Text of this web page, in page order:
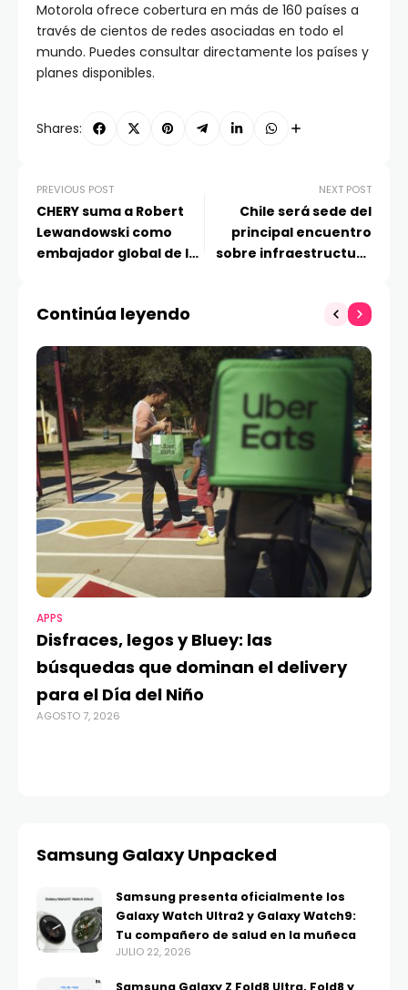
Motorola ofrece cobertura en más de 160 países a
través de cientos de redes asociadas en todo el
mundo. Puedes consultar directamente los países y
planes disponibles.
Shares:
PREVIOUS POST
CHERY suma a Robert
Lewandowski como
embajador global de la
NEXT POST
Chile será sede del
principal encuentro
sobre infraestructura
Continúa leyendo
APPS
Disfraces, legos y Bluey: las
búsquedas que dominan el delivery
para el Día del Niño
AGOSTO 7, 2026
Samsung Galaxy Unpacked
Samsung presenta oficialmente los
Galaxy Watch Ultra2 y Galaxy Watch9:
Tu compañero de salud en la muñeca
JULIO 22, 2026